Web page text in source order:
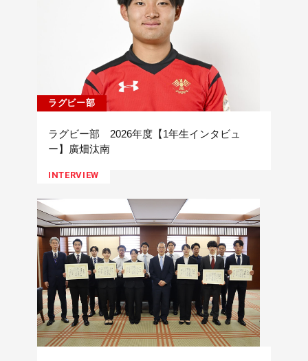
ラグビー部
ラグビー部 2026年度【1年生インタビュ
ー】廣畑汰南
INTERVIEW